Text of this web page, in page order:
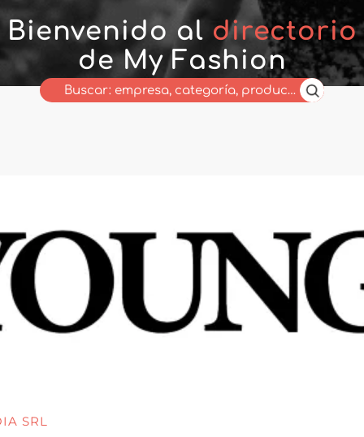
Bienvenido al directorio
de My Fashion
Wholesaler
SRL